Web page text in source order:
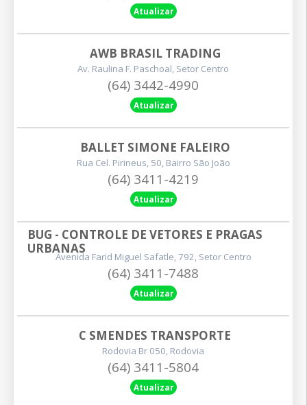
Atualizar
AWB BRASIL TRADING
Av. Raulina F. Paschoal, Setor Centro
(64) 3442-4990
Atualizar
BALLET SIMONE FALEIRO
Rua Cel. Pirineus, 50, Bairro São João
(64) 3411-4219
Atualizar
BUG - CONTROLE DE VETORES E PRAGAS
URBANAS
Avenida Farid Miguel Safatle, 792, Setor Centro
(64) 3411-7488
Atualizar
C SMENDES TRANSPORTE
Rodovia Br 050, Rodovia
(64) 3411-5804
Atualizar